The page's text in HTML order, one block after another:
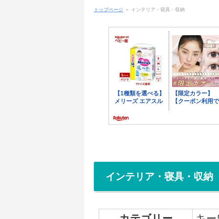
トップページ ＞ インテリア・寝具・収納
インテリア・寝具・収納